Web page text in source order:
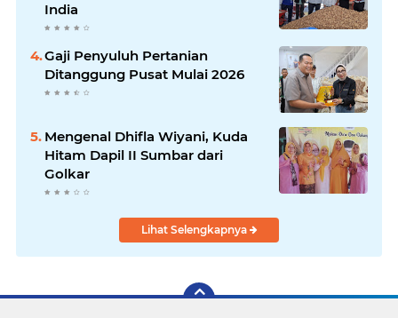
India
Gaji Penyuluh Pertanian
Ditanggung Pusat Mulai 2026
Mengenal Dhifla Wiyani, Kuda
Hitam Dapil II Sumbar dari
Golkar
Lihat Selengkapnya